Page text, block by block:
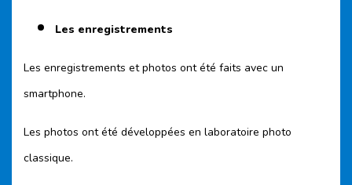
Les enregistrements
Les enregistrements et photos ont été faits avec un
smartphone.
Les photos ont été développées en laboratoire photo
classique.